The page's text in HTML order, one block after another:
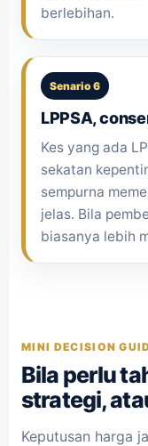
berlebihan.
Senario 6
LPPSA,
Kes yang ada
sekatan
sempurna
jelas. Bila
biasanya lebih
MINI DECISION
Bila perlu
strategi,
Keputusan harga